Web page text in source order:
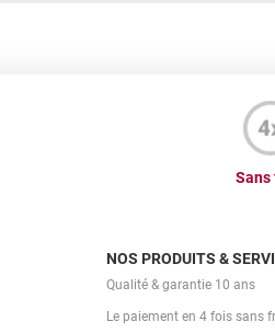
Sans
NOS PRODUITS &
Qualité & garantie 10 ans
Le paiement en 4 fois sans